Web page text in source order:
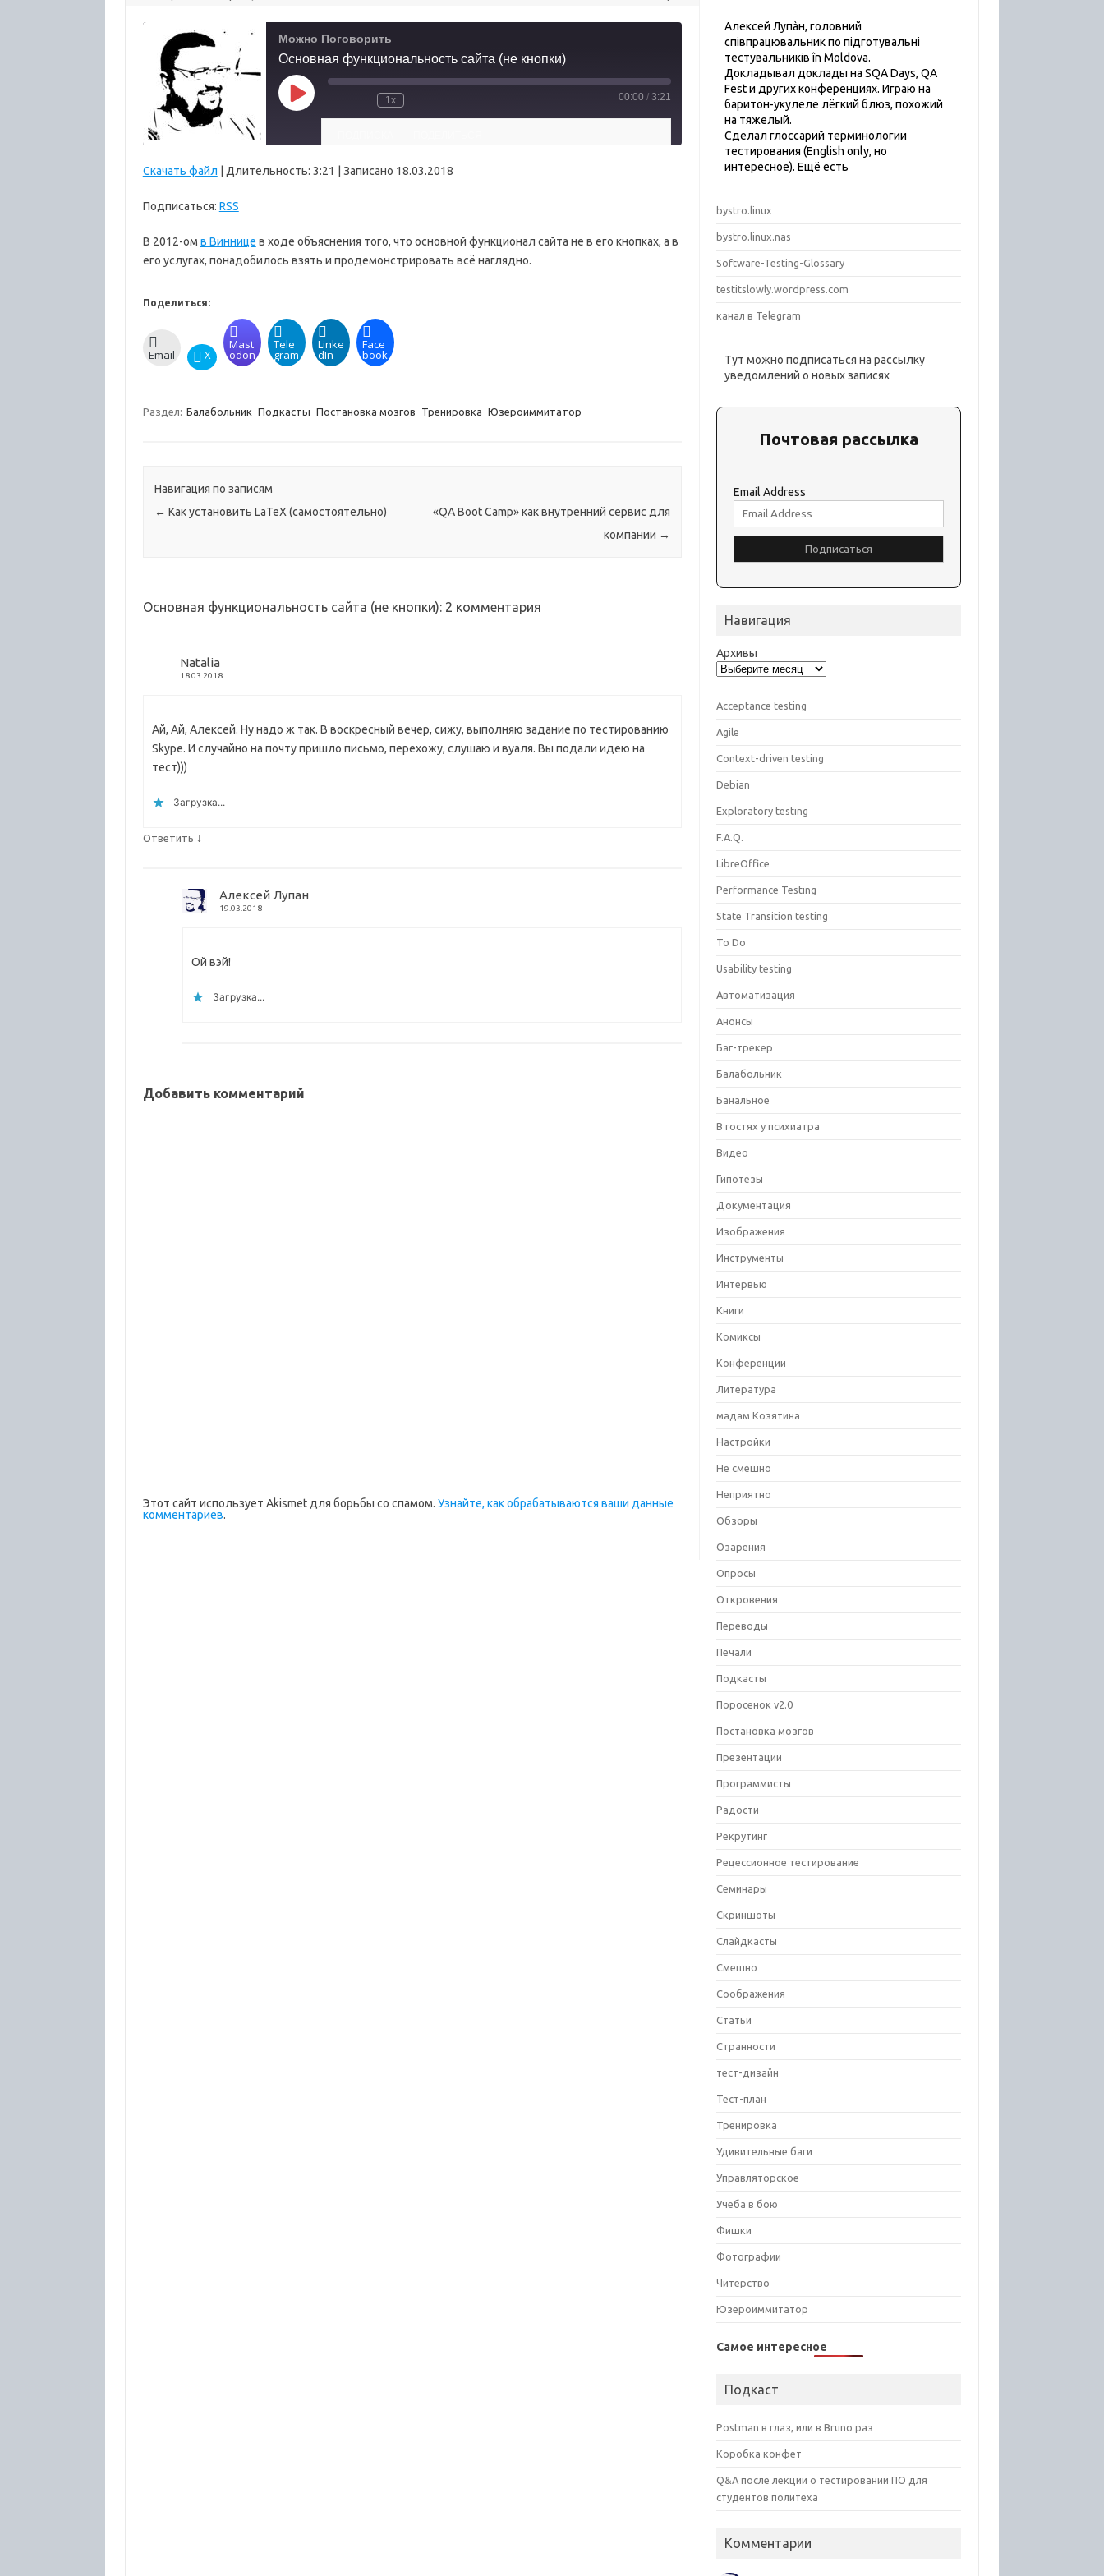
Можно Поговорить
Основная функциональность сайта (не кнопки)
Play
Episode
1x 00:00 / 3:21
RSS
RSS-
ПОДЕЛИТ
ВСТАВИТ
Ь
Скачать файл Длительность: 3:21 Записано 18.03.2018
Подписаться: RSS
В 2012-ом в Виннице в ходе объяснения того, что основной функционал сайта не в его кнопках, а в
его услугах, понадобилось взять и продемонстрировать всё наглядно.
Поделиться:
Email X
Mast
odon
Tele
gram
Linke
dIn
Face
book
Раздел: Балабольник Подкасты Постановка мозгов Тренировка Юзероиммитатор
Навигация по записям
← Как установить LaTeX (самостоятельно)
«QA Boot Camp» как внутренний сервис для
компании →
Основная функциональность сайта (не кнопки): 2 комментария
Natalia
18.03.2018
Ай, Ай, Алексей. Ну надо ж так. В воскресный вечер, сижу, выполняю задание по тестированию
Skype. И случайно на почту пришло письмо, перехожу, слушаю и вуаля. Вы подали идею на
тест)))
Загрузка...
Ответить ↓
Алексей Лупан
19.03.2018
Ой вэй!
Загрузка...
Добавить комментарий
Этот сайт использует Akismet для борьбы со спамом. Узнайте, как обрабатываются ваши данные
комментариев.
Алексей Лупàн, головний
спiвпрацювальник по підготувальні
тестувальників în Moldova.
Докладывал доклады на SQA Days, QA
Fest и других конференциях. Играю на
баритон-укулеле лёгкий блюз, похожий
на тяжелый.
Сделал глоссарий терминологии
тестирования (English only, но
интересное). Ещё есть
bystro.linux
bystro.linux.nas
Software-Testing-Glossary
testitslowly.wordpress.com
канал в Telegram
Тут можно подписаться на рассылку
уведомлений о новых записях
Почтовая рассылка
Email Address
Навигация
Архивы
Acceptance testing
Agile
Context-driven testing
Debian
Exploratory testing
F.A.Q.
LibreOffice
Performance Testing
State Transition testing
To Do
Usability testing
Автоматизация
Анонсы
Баг-трекер
Балабольник
Банальное
В гостях у психиатра
Видео
Гипотезы
Документация
Изображения
Инструменты
Интервью
Книги
Комиксы
Конференции
Литература
мадам Козятина
Настройки
Не смешно
Неприятно
Обзоры
Озарения
Опросы
Откровения
Переводы
Печали
Подкасты
Поросенок v2.0
Постановка мозгов
Презентации
Программисты
Радости
Рекрутинг
Рецессионное тестирование
Семинары
Скриншоты
Слайдкасты
Смешно
Соображения
Статьи
Странности
тест-дизайн
Тест-план
Тренировка
Удивительные баги
Управляторское
Учеба в бою
Фишки
Фотографии
Читерство
Юзероиммитатор
Самое интересное
Подкаст
Postman в глаз, или в Bruno раз
Коробка конфет
Q&A после лекции о тестировании ПО для
студентов политеха
Комментарии